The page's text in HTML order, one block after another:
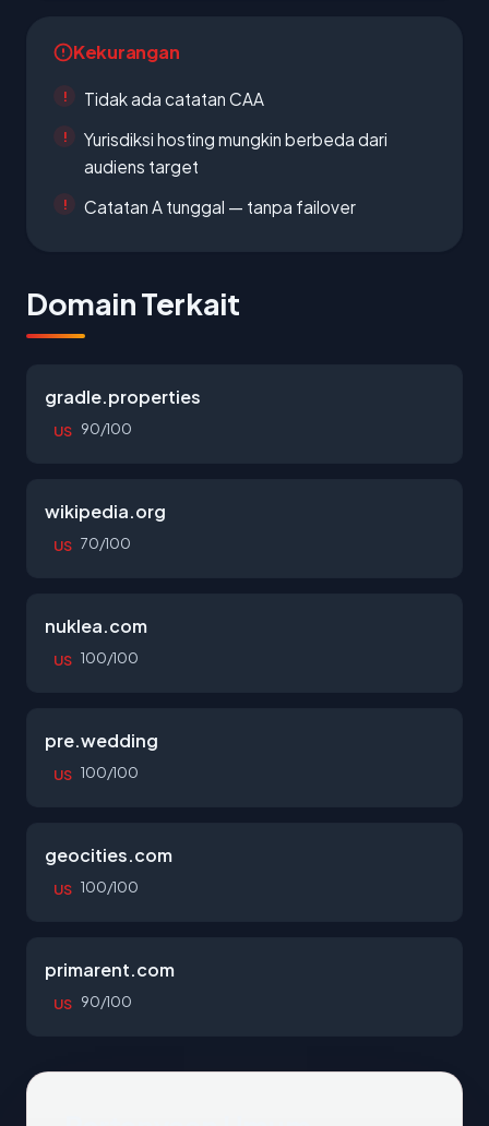
Kekurangan
Tidak ada catatan CAA
Yurisdiksi hosting mungkin berbeda dari
audiens target
Catatan A tunggal — tanpa failover
Domain Terkait
gradle.properties
US 90/100
wikipedia.org
US 70/100
nuklea.com
US 100/100
pre.wedding
US 100/100
geocities.com
US 100/100
primarent.com
US 90/100